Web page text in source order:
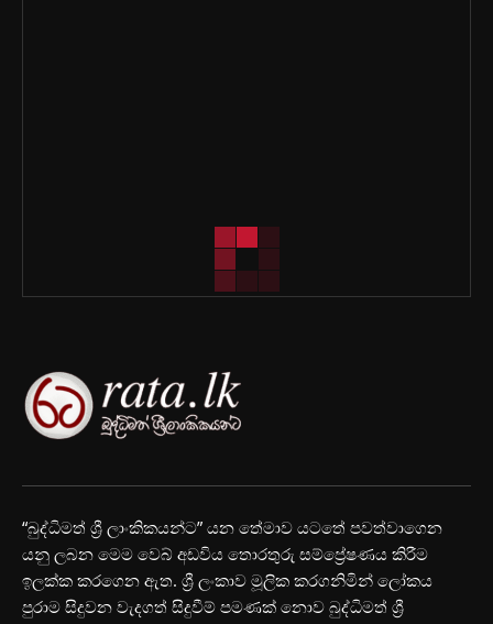
“බුද්ධිමත් ශ්‍රී ලාංකිකයන්ට” යන තේමාව යටතේ පවත්වාගෙන
යනු ලබන මෙම වෙබ් අඩවිය තොරතුරු සම්ප්‍රේෂණය කිරීම
ඉලක්ක කරගෙන ඇත. ශ්‍රී ලංකාව මූලික කරගනිමින් ලෝකය
පුරාම සිදුවන වැදගත් සිදුවීම් පමණක් නොව බුද්ධිමත් ශ්‍රී